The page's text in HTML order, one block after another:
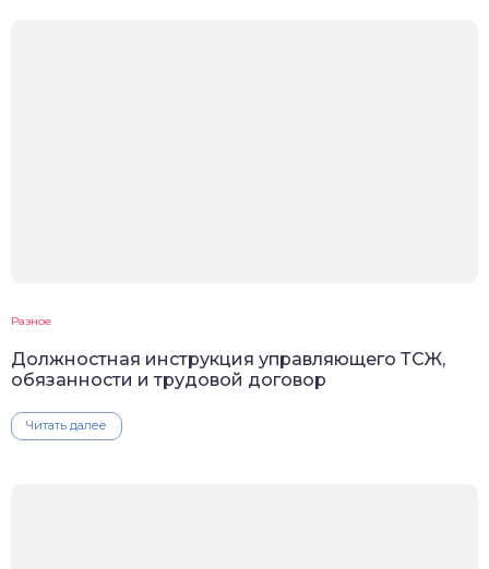
Разное
Должностная инструкция управляющего ТСЖ,
обязанности и трудовой договор
Читать далее